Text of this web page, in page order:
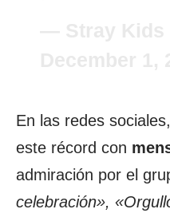
En las redes
este récord con
admiración por el
celebración»,